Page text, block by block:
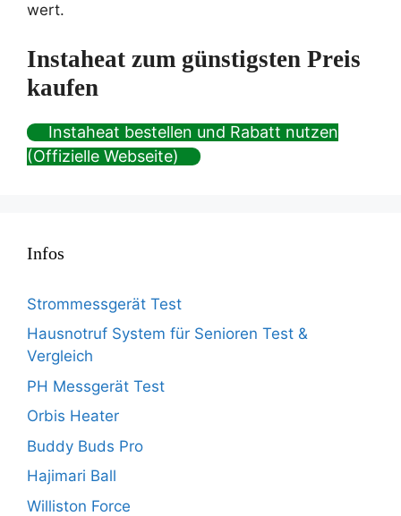
wert.
Instaheat zum günstigsten Preis
kaufen
Instaheat bestellen und Rabatt nutzen
(Offizielle Webseite)
Infos
Strommessgerät Test
Hausnotruf System für Senioren Test &
Vergleich
PH Messgerät Test
Orbis Heater
Buddy Buds Pro
Hajimari Ball
Williston Force